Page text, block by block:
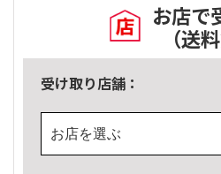
お店で
（送
受け取り店舗：
お店を選ぶ